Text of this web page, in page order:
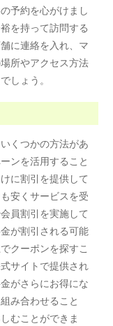
予約を心がけまし
を持って訪問する
に連絡を入れ、マ
所やアクセス方法
しょう。
くつかの方法があ
ンを活用すること
に割引を提供して
安くサービスを受
員割引を実施して
が割引される可能
クーポンを探すこ
サイトで提供され
がさらにお得にな
み合わせること
むことができま